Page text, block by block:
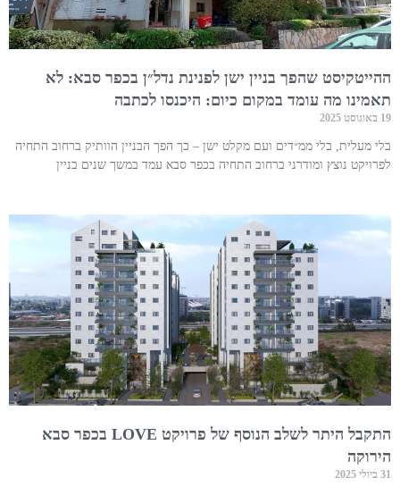
ההייטקיסט שהפך בניין ישן לפנינת נדל״ן בכפר סבא: לא
תאמינו מה עומד במקום כיום: היכנסו לכתבה
19 באוגוסט 2025
בלי מעלית, בלי ממ״דים ועם מקלט ישן – כך הפך הבניין הוותיק ברחוב התחיה
לפרויקט נוצץ ומודרני ברחוב התחיה בכפר סבא עמד במשך שנים בניין
התקבל היתר לשלב הנוסף של פרויקט LOVE בכפר סבא
הירוקה
31 ביולי 2025